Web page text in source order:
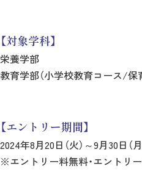
【対象学科】
栄養学部
教育学部（小学校教育コース/保
【エントリー期間】
2024年8月20日（火）～9月30日（月
※エントリー料無料・エントリ